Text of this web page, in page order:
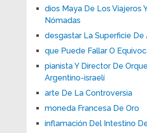
dios Maya De Los Viajeros
Nómadas
desgastar La Superficie De
que Puede Fallar O
pianista Y Director De
Argentino-israelí
arte De La Controversia
moneda Francesa De Oro
inflamación Del Intestino